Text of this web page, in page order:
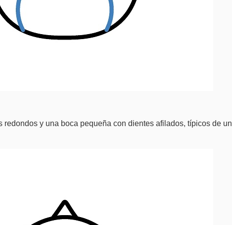
y una boca pequeña con dientes afilados, típicos de un